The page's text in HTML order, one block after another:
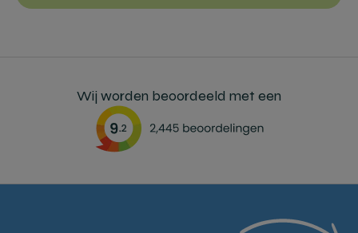
Wij worden beoordeeld met een